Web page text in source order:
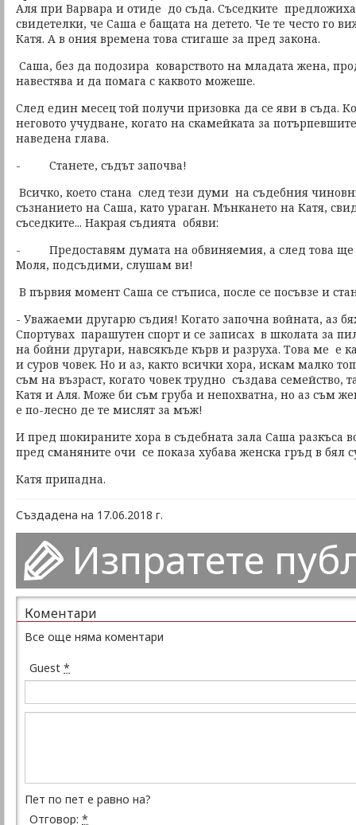
Аля при Варвара и отиде до съда. Съседките
свидетелки, че Саша е бащата на детето. Че те често го
Катя. А в ония времена това стигаше за пред закона.
Саша, без да подозира коварството на младата жена,
навестява и да помага с каквото можеше.
След един месец той получи призовка да се яви в съда.
неговото учудване, когато на скамейката за
наведена глава.
- Станете, съдът започва!
Всичко, което стана след тези думи на съдебния
съзнанието на Саша, като ураган. Мънкането на Катя,
съседките... Накрая съдията обяви:
- Предоставям думата на обвиняемия, а след това ще
Моля, подсъдими, слушам ви!
В първия момент Саша се стъписа, после се посъвзе и
- Уважаеми другарю съдия! Когато започна войната, аз
Спортувах парашутен спорт и се записах в школата за
на бойни другари, навсякъде кърв и разруха. Това ме е
и суров човек. Но и аз, както всички хора, искам малко
съм на възраст, когато човек трудно създава семейство,
Катя и Аля. Може би съм груба и непохватна, но аз съм
е по-лесно де те мислят за мъж!
И пред шокираните хора в съдебната зала Саша разкъса
пред сманяните очи се показа хубава женска гръд в бял
Катя припадна.
Създадена на 17.06.2018 г.
Изпратете
Коментари
Все още няма коментари
Guest *
Пет по пет е равно на?
Отговор: *